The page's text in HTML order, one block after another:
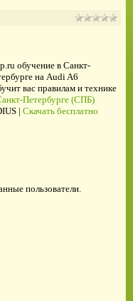
обучение в Санкт-
на Audi A6
вас правилам и технике
Петербурге (СПБ)
| Скачать бесплатно
пользователи.